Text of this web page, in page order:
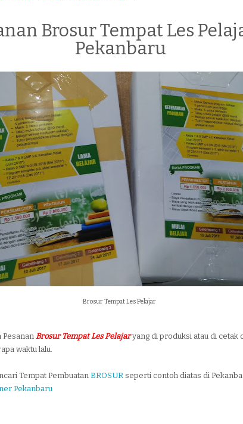
Brosur Tempat Les
Pekanbaru
Brosur Tempat Les Pelajar
PesananBrosur Tempat Les Pelajar yang di produksi atau di cetak
waktu lalu.
Tempat Pembuatan BROSUR seperti contoh diatas di
Pekanbaru